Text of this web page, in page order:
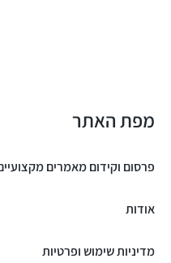
מפת האתר
פרסום וקידום מאמרים מקצועיים
אודות
מדיניות שימוש ופרטיות